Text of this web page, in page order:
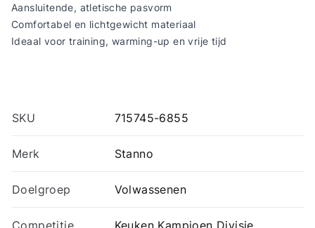
Aansluitende, atletische pasvorm
Comfortabel en lichtgewicht materiaal
Ideaal voor training, warming-up en vrije tijd
SKU 715745-6855
Merk Stanno
Doelgroep Volwassenen
Competitie Keuken Kampioen Divisie